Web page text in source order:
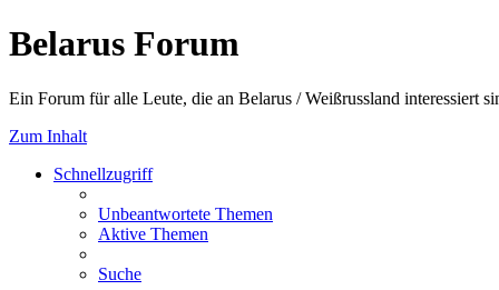
Belarus Forum
Ein Forum für alle Leute, die an Belarus / Weißrussland interessiert
Zum Inhalt
Schnellzugriff
Unbeantwortete Themen
Aktive Themen
Suche